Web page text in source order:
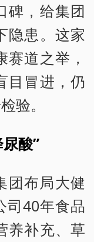
碑，给集团
隐患。这家
道之举，
目冒进，仍
验。
酸”
团布局大健
司40年食品
养补充、草